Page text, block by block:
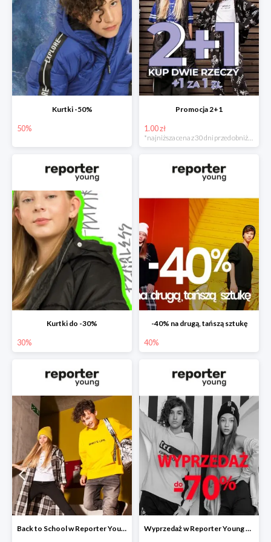
Kurtki -50%
50%
Promocja 2+1
1.00 zł
Kurtki do -30%
30%
-40% na drugą, tańszą sztukę
40%
Back to School w Reporter Young - druga tańsza sztuka -40% Wyprzedaż w Reporter Young do -70%